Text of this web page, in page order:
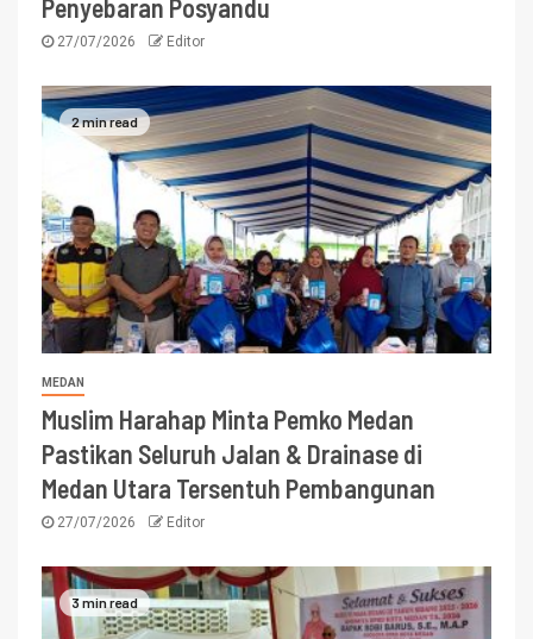
Penyebaran Posyandu
27/07/2026 Editor
2 min read
MEDAN
Muslim Harahap Minta Pemko Medan
Pastikan Seluruh Jalan & Drainase di
Medan Utara Tersentuh Pembangunan
27/07/2026 Editor
3 min read